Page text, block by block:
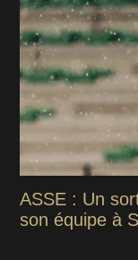
ASSE : Un
son équipe à